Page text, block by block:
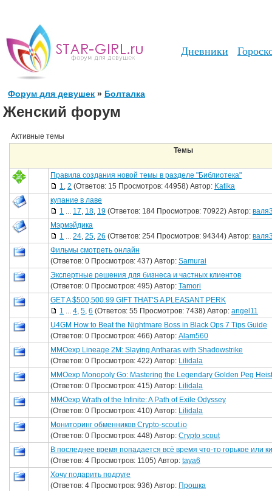
Дневники
Форум для девушек » Болталка
Женский форум
Активные темы
Темы
Правила создания новой темы в разделе "Библиотека"
1, 2 (Ответов: 15 Просмотров: 44958) Автор: Katika
купание в лаве
1 ... 17, 18, 19 (Ответов: 184 Просмотров: 70922) Автор:
Мэрмэйдика
1 ... 24, 25, 26 (Ответов: 254 Просмотров: 94344) Автор:
Фильмы смотреть онлайн
(Ответов: 0 Просмотров: 437) Автор: Samurai
Экспертные решения для бизнеса и частных клиентов
(Ответов: 0 Просмотров: 495) Автор: Tamori
GET A $500,500.99 GIFT THAT’S A PLEASANT PERK
1 ... 4, 5, 6 (Ответов: 55 Просмотров: 7438) Автор: angel11
U4GM How to Beat the Nightmare Boss in Black Ops 7 Tips Guide
(Ответов: 0 Просмотров: 466) Автор: Alam560
MMOexp Lineage 2M: Slaying Antharas with Shadowstrike
(Ответов: 0 Просмотров: 422) Автор: Lilidala
MMOexp Monopoly Go: Mastering the Legendary Golden Peg Heist
(Ответов: 0 Просмотров: 415) Автор: Lilidala
MMOexp Wrath of the Infinite: A Path of Exile Odyssey
(Ответов: 0 Просмотров: 410) Автор: Lilidala
Мониторинг обменников Сrypto-scout.io
(Ответов: 0 Просмотров: 448) Автор: Сrypto scout
В последнее время попадается всё время что-то горькое или
(Ответов: 4 Просмотров: 1105) Автор: taya6
Хочу подарить подруге
(Ответов: 4 Просмотров: 936) Автор: Прошка